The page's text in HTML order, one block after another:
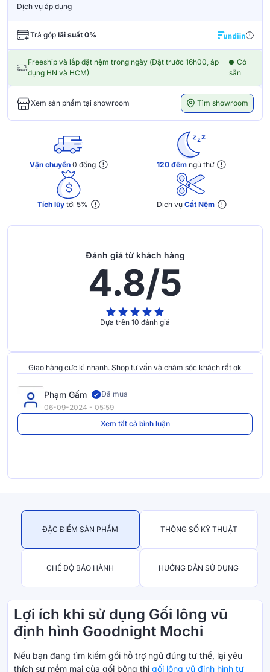
Dịch vụ áp dụng
Trả góp lãi suất 0%
Freeship và lắp đặt nệm trong ngày (Đặt trước 16h00, áp
dụng HN và HCM)
Có
sẵn
Xem sản phẩm tại showroom Tìm showroom
Vận chuyển 0 đồng 120 đêm ngủ thử
Tích lũy tới 5% Dịch vụ Cắt Nệm
Đánh giá từ khách hàng
4.8/5
Dựa trên 10 đánh giá
Giao hàng cực kì nhanh. Shop tư vấn và chăm sóc khách rất ok
Phạm Gấm
Đã mua
06-09-2024 - 05:59
Xem tất cả bình luận
ĐẶC ĐIỂM SẢN PHẨM THÔNG SỐ KỸ THUẬT
CHẾ ĐỘ BẢO HÀNH HƯỚNG DẪN SỬ DỤNG
Lợi ích khi sử dụng Gối lông vũ
định hình Goodnight Mochi
Nếu bạn đang tìm kiếm gối hỗ trợ ngủ đúng tư thế, lại yêu
thích sự mềm mại của gối bông thì gối lông vũ định hình tư